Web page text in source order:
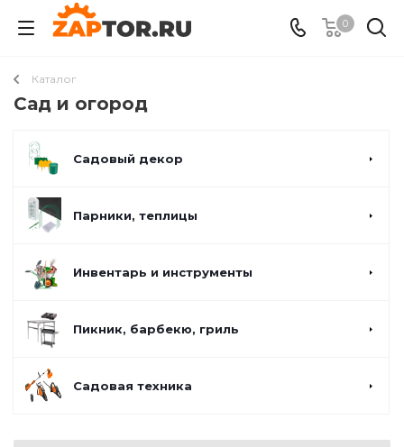
0
Каталог
Сад и огород
Садовый декор
Парники, теплицы
Инвентарь и инструменты
Пикник, барбекю, гриль
Садовая техника